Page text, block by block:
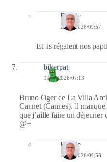
Bernie
20/03/2026/09:57
Et ils régalent nos
bikerpat
17/03/2026/07:13
Bruno Oger de La Villa
Cannet (Cannes). Il
que j’aille faire un
@+
Bernie
20/03/2026/09:58